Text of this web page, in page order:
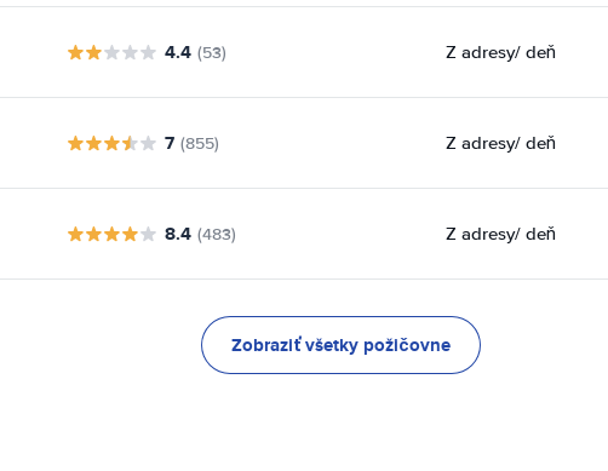
4.4 (53) Z adresy/ deň
7 (855) Z adresy/ deň
8.4 (483) Z adresy/ deň
Zobraziť všetky požičovne